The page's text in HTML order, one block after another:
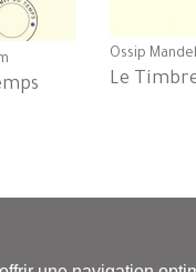
Ossip
Le
Diffusion/distribution : Les